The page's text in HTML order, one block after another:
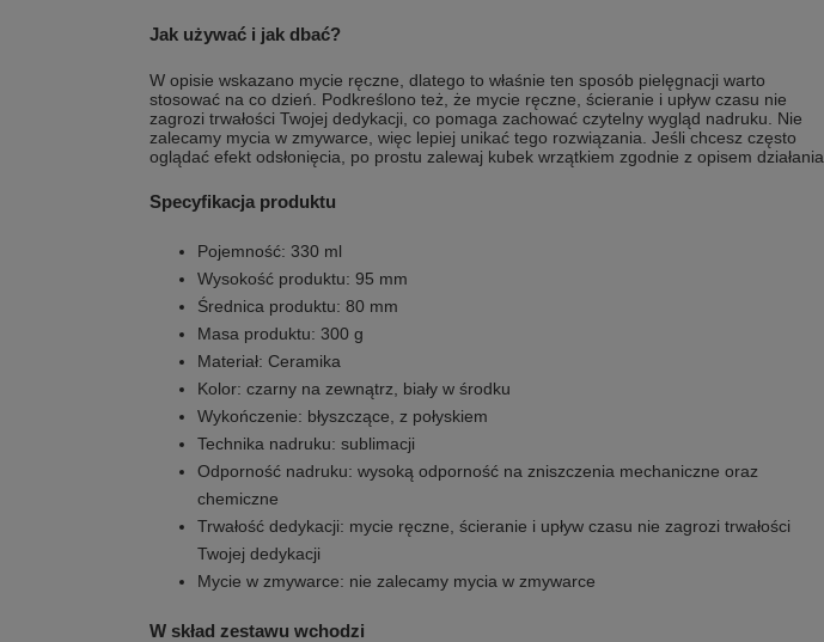
Jak używać i jak dbać?
W opisie wskazano mycie ręczne, dlatego to właśnie ten sposób pielęgnacji warto
stosować na co dzień. Podkreślono też, że mycie ręczne, ścieranie i upływ czasu nie
zagrozi trwałości Twojej dedykacji, co pomaga zachować czytelny wygląd nadruku. Nie
zalecamy mycia w zmywarce, więc lepiej unikać tego rozwiązania. Jeśli chcesz często
oglądać efekt odsłonięcia, po prostu zalewaj kubek wrzątkiem zgodnie z opisem działania.
Specyfikacja produktu
Pojemność: 330 ml
Wysokość produktu: 95 mm
Średnica produktu: 80 mm
Masa produktu: 300 g
Materiał: Ceramika
Kolor: czarny na zewnątrz, biały w środku
Wykończenie: błyszczące, z połyskiem
Technika nadruku: sublimacji
Odporność nadruku: wysoką odporność na zniszczenia mechaniczne oraz
chemiczne
Trwałość dedykacji: mycie ręczne, ścieranie i upływ czasu nie zagrozi trwałości
Twojej dedykacji
Mycie w zmywarce: nie zalecamy mycia w zmywarce
W skład zestawu wchodzi